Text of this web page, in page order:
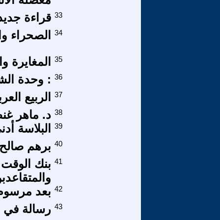
قراءة 33
الصحراء 34
المغايرة 35
: وحدة 36
الربيع 37
د. ماهر 38
البلاسة 39
برهم 40
بنك 41
بعد مرسوم 42
رسالة في 43